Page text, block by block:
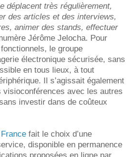
déplacent très régulièrement,
des articles et des interviews,
animer des stands, effectuer
Jérôme Jelocha. Pour
le groupe
électronique sécurisée, sans
en tous lieux, à tout
Il s’agissait également
visioconférences avec les autres
investir dans de coûteux
fait le choix d’une
disponible en permanence
proposées en ligne par